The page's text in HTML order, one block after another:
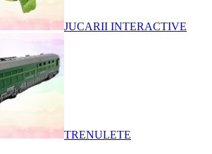
JUCARII INTERACTIVE
TRENULETE